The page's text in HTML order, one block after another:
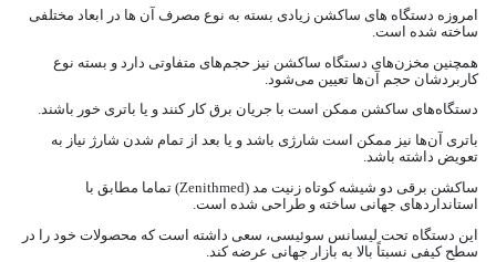
امروزه دستگاه‌ های ساکشن زیادی بسته به نوع مصرف آن‌ ها در ابعاد مختلفی
ساخته شده است.
همچنین مخزن‌های دستگاه ساکشن نیز حجم‌های متفاوتی دارد و بسته نوع
کاربردشان حجم آن‌ها تعیین می‌شود.
دستگاه‌های ساکشن ممکن است با جریان برق کار کنند و یا باتری خور باشند.
باتری آن‌ها نیز ممکن است شارژی باشد و یا بعد از تمام شدن شارژ نیاز به
تعویض داشته باشد.
ساکشن برقی دو شیشه کوتاه زنیت مد (Zenithmed) تماما مطابق با
استانداردهای جهانی ساخته و طراحی شده است.
این دستگاه تحت لیسانس سوئیسی، سعی داشته ‌است که محصولات خود را در
سطح کیفی نسبتاً بالا به بازار جهانی عرضه کند.